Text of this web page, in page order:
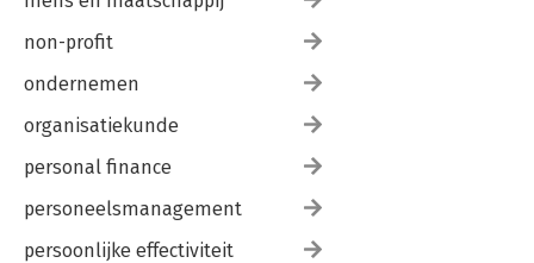
non-profit
ondernemen
organisatiekunde
personal finance
personeelsmanagement
persoonlijke effectiviteit